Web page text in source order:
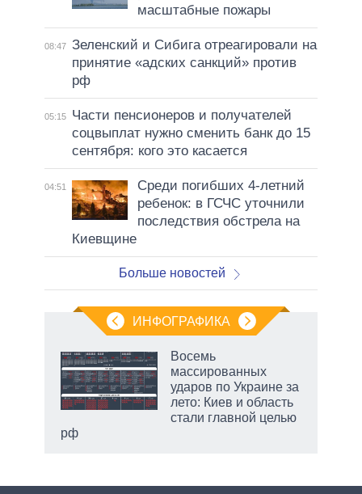
масштабные пожары
08:47 Зеленский и Сибига отреагировали на
принятие «адских санкций» против
рф
05:15
Части пенсионеров и получателей
соцвыплат нужно сменить банк до 15
сентября: кого это касается
04:51
Среди погибших 4-летний
ребенок: в ГСЧС уточнили
последствия обстрела на
Киевщине
Больше новостей
ИНФОГРАФИКА
Восемь
массированных
ударов по Украине за
лето: Киев и область
стали главной целью
рф